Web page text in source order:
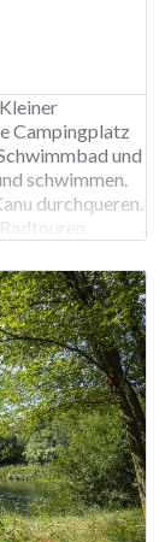
Campingplatz
und
schwimmen.
durchqueren.